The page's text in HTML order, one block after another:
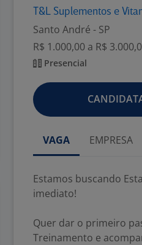
T&L Suplementos e
Santo André - SP
R$ 1.000,00 a R$
Presencial
VAGA EMPRESA
Estamos buscando
imediato!
Quer dar o primeiro
Treinamento e